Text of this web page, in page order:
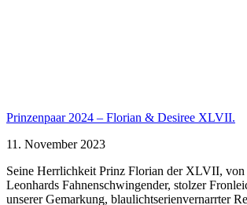
Prinzenpaar 2024 – Florian & Desiree XLVII.
11. November 2023
Seine Herrlichkeit Prinz Florian der XLVII, von
Leonhards Fahnenschwingender, stolzer
unserer Gemarkung, blaulichtserienvernarrter